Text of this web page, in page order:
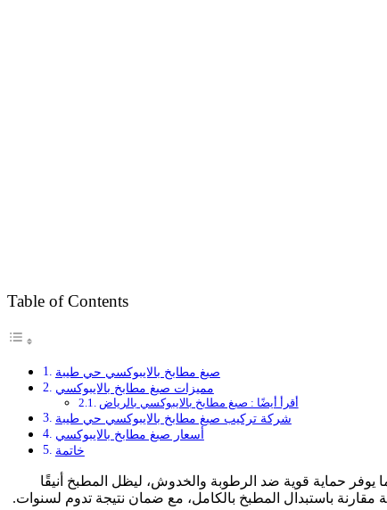
Table of Contents
صبغ مطابخ بالايبوكسي حي طيبة
مميزات صبغ مطابخ بالايبوكسي
أقرأ أيضًا : صبغ مطابخ بالايبوكسي بالرياض
شركة تركيب صبغ مطابخ بالايبوكسي حي طيبة
أسعار صبغ مطابخ بالايبوكسي
خاتمة
يوفر حماية قوية ضد الرطوبة والخدوش، ليظل المطبخ أنيقًا
مقارنة باستبدال المطبخ بالكامل، مع ضمان نتيجة تدوم لسنوات.